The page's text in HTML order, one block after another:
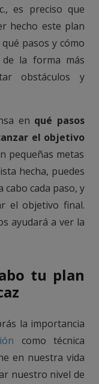
es preciso que
hecho este plan
pasos y cómo
la forma más
obstáculos y
en qué pasos
el objetivo
pequeñas metas
hecha, puedes
cada paso, y
el objetivo final.
ayudará a ver la
tu plan
la importancia
como técnica
en nuestra vida
nuestro nivel de